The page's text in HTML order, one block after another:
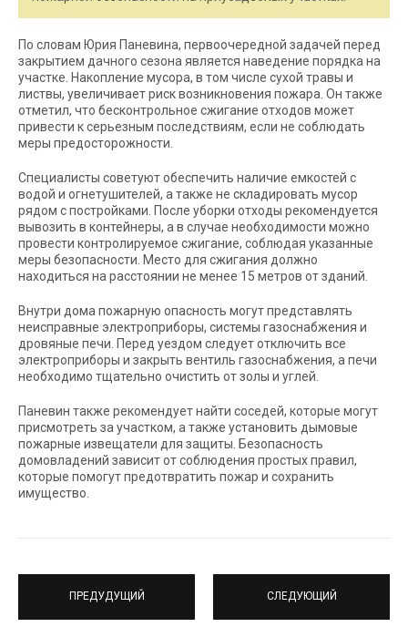
По словам Юрия Паневина, первоочередной задачей перед
закрытием дачного сезона является наведение порядка на
участке. Накопление мусора, в том числе сухой травы и
листвы, увеличивает риск возникновения пожара. Он также
отметил, что бесконтрольное сжигание отходов может
привести к серьезным последствиям, если не соблюдать
меры предосторожности.
Специалисты советуют обеспечить наличие емкостей с
водой и огнетушителей, а также не складировать мусор
рядом с постройками. После уборки отходы рекомендуется
вывозить в контейнеры, а в случае необходимости можно
провести контролируемое сжигание, соблюдая указанные
меры безопасности. Место для сжигания должно
находиться на расстоянии не менее 15 метров от зданий.
Внутри дома пожарную опасность могут представлять
неисправные электроприборы, системы газоснабжения и
дровяные печи. Перед уездом следует отключить все
электроприборы и закрыть вентиль газоснабжения, а печи
необходимо тщательно очистить от золы и углей.
Паневин также рекомендует найти соседей, которые могут
присмотреть за участком, а также установить дымовые
пожарные извещатели для защиты. Безопасность
домовладений зависит от соблюдения простых правил,
которые помогут предотвратить пожар и сохранить
имущество.
ПРЕДУДУЩИЙ СЛЕДУЮЩИЙ